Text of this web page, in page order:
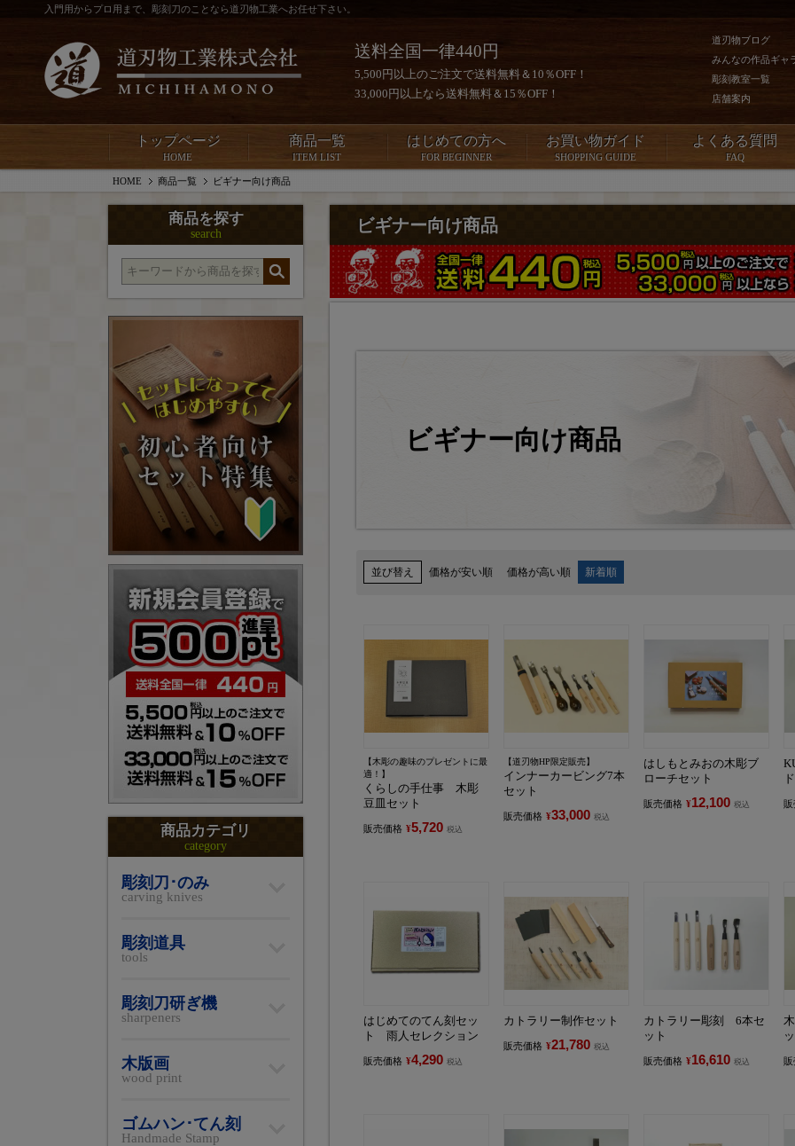
入門用からプロ用まで、彫刻刀のことなら道刃物工業へお任せ下さい。
送料全国一律440円
5,500円以上のご注文で送料無料＆10％OFF！
33,000円以上なら送料無料＆15％OFF！
道刃物ブログ
みんなの作品ギャ
彫刻教室一覧
店舗案内
トップページ
HOME
商品一覧
ITEM LIST
はじめての方へ
FOR BEGINNER
お買い物ガイド
SHOPPING GUIDE
よくある質問
FAQ
HOME 商品一覧 ビギナー向け商品
ビギナー向け商品
ビギナー向け商品
並び替え 価格が安い順 価格が高い順 新着順
【木彫の趣味のプレゼントに最
適！】
くらしの手仕事 木彫
豆皿セット
販売価格 ¥5,720 税込
【道刃物HP限定販売】
インナーカービング7本
セット
販売価格 ¥33,000 税込
はしもとみおの木彫ブ
ローチセット
販売価格 ¥12,100 税込
はじめてのてん刻セッ
ト 雨人セレクション
販売価格 ¥4,290 税込
カトラリー制作セット
販売価格 ¥21,780 税込
カトラリー彫刻 6本セ
ット
販売価格 ¥16,610 税込
商品を探す
search
商品カテゴリ
category
彫刻刀･のみ
carving knives
彫刻道具
tools
彫刻刀研ぎ機
sharpeners
木版画
wood print
ゴムハン･てん刻
Handmade Stamp